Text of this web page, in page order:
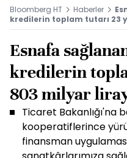
Bloomberg HT Haberler
kredilerin toplam tutarı 23
Esnafa
kredilerin
803 milyar
Ticaret Bakanlığı'na
kooperatiflerince
finansman